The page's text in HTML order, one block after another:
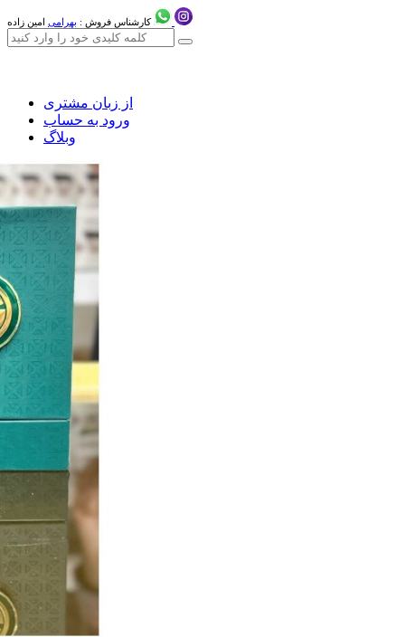
کارشناس فروش : بهرامی امین زاده
از زبان مشتری
ورود به حساب
وبلاگ